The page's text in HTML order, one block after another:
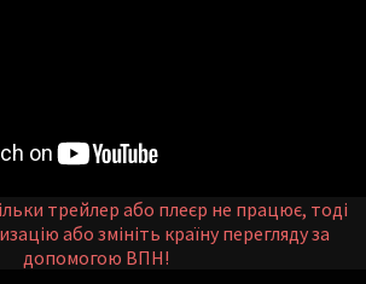
трейлер або плеєр не працює, тоді
або змініть країну перегляду за
допомогою ВПН!